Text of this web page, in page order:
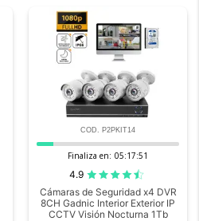
COD. P2PKIT14
Finaliza en: 05:17:50
4.9
Cámaras de Seguridad x4 DVR
8CH Gadnic Interior Exterior IP
CCTV Visión Nocturna 1Tb